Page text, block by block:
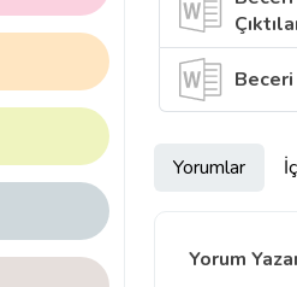
Yorumlar
Yorum